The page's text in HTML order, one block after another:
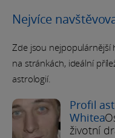
Nejvíce
Zde jsou nejpopulárnější
na stránkách, ideální
astrologií.
Profil
Whitea
životní